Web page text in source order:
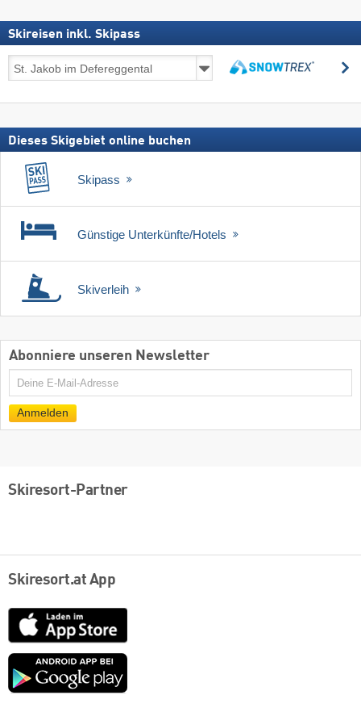
Skireisen inkl. Skipass
inkl.
Dieses Skigebiet online buchen
Skipass
Günstige Unterkünfte/Hotels
Skiverleih
Abonniere unseren Newsletter
E-
Anmelden
Skiresort-Partner
Skiresort.at App
App
Store
Google